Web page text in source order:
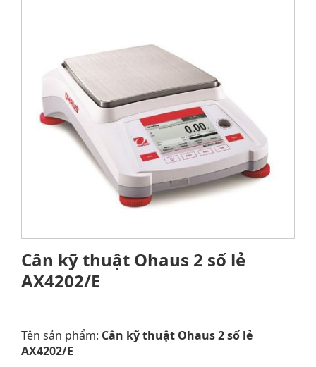
Cân kỹ thuật Ohaus 2 số lẻ
AX4202/E
Tên sản phẩm: Cân kỹ thuật Ohaus 2 số lẻ
AX4202/E